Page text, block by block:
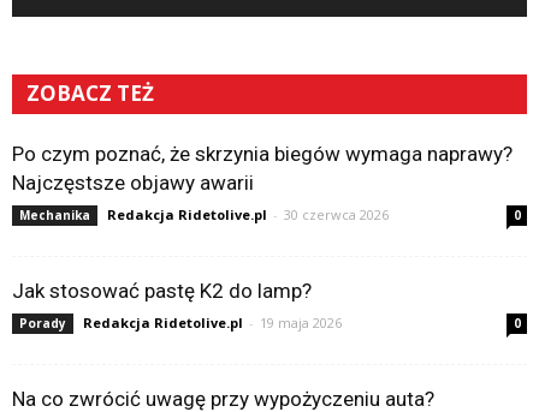
ZOBACZ TEŻ
Po czym poznać, że skrzynia biegów wymaga naprawy?
Najczęstsze objawy awarii
Mechanika Redakcja Ridetolive.pl - 30 czerwca 2026 0
Jak stosować pastę K2 do lamp?
Porady Redakcja Ridetolive.pl - 19 maja 2026 0
Na co zwrócić uwagę przy wypożyczeniu auta?